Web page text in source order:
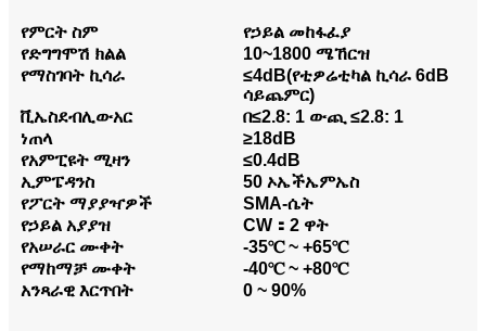
የምርት ስም
የኃይል መከፋፈያ
የድግግሞሽ ክልል
10~1800 ሜኸርዝ
የማስገባት ኪሳራ
≤4dB(የቲዎሬቲካል ኪሳራ 6dB
ሳይጨምር)
ቪኤስደብሊውአር
በ≤2.8: 1 ውጪ ≤2.8: 1
ነጠላ
≥18dB
የአምፒዩት ሚዛን
≤0.4dB
ኢምፔዳንስ
50 ኦኤችኤምኤስ
የፖርት ማያያዣዎች
SMA-ሴት
የኃይል አያያዝ
CW：2 ዋት
የአሠራር ሙቀት
-35℃ ~ +65℃
የማከማቻ ሙቀት
-40℃ ~ +80℃
አንጻራዊ እርጥበት
0 ~ 90%